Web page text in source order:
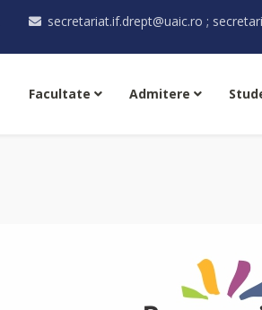
secretariat.if.drept@uaic.ro ;
Facultate Admitere